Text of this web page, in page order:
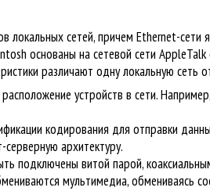
локальных сетей, причем Ethernet-
основаны на сетевой сети
различают одну локальную сеть
устройств в сети.
кодирования для отправки
архитектуру.
подключены витой парой,
мультимедиа, обмениваясь